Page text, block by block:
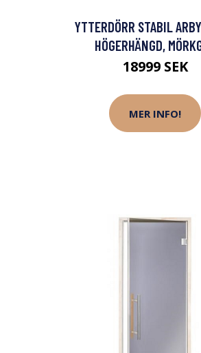
YTTERDÖRR STABIL
HÖGERHÄNGD,
18999 SEK
MER INFO!